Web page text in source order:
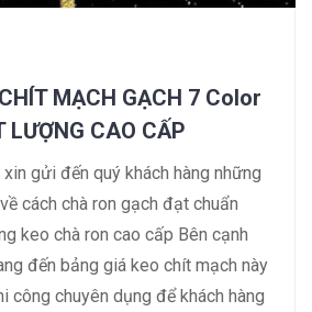
MẠCH GẠCH 7 Color
LƯỢNG CAO CẤP
gửi đến quý khách hàng những
cách chà ron gạch đạt chuẩn
keo chà ron cao cấp Bên cạnh
đến bảng giá keo chít mạch này
công chuyên dụng để khách hàng